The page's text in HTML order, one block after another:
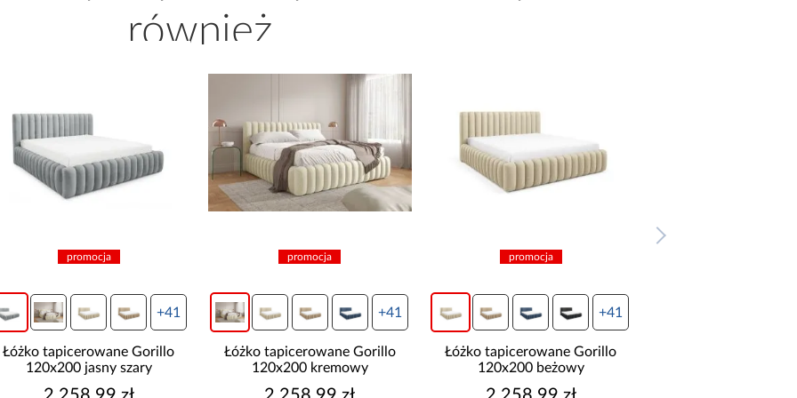
również
promocja
+41
Łóżko tapicerowane Gorillo
120x200 kremowy
promocja
+41
Łóżko tapicerowane Gorillo
120x200 beżowy
promocja
+41
Łóżko tapicerowane Gorillo
120x200 brązowy